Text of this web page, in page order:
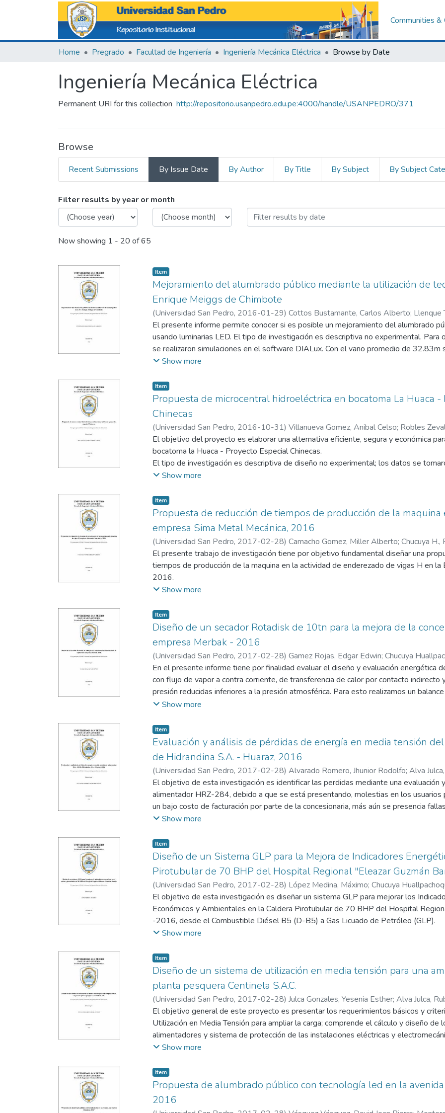
Communities &
Home Pregrado Facultad de Ingeniería Ingeniería Mecánica Eléctrica Browse by Date
Ingeniería Mecánica Eléctrica
Permanent URI for this collection http://repositorio.usanpedro.edu.pe:4000/handle/USANPEDRO/371
Browse
Recent Submissions By Issue Date By Author By Title By Subject By Subject
Browsing Ingeniería Mecánica Eléctrica by Issue Date
Filter results by year or month
Now showing 1 - 20 of 65
Item
Mejoramiento del alumbrado público mediante la utilización de
Enrique Meiggs de Chimbote
(Universidad San Pedro, 2016-01-29) Cottos Bustamante, Carlos Alberto; Llenque
El presente informe permite conocer si es posible un mejoramiento del alumbrado
usando luminarias LED. El tipo de investigación es descriptiva no experimental. Para
se realizaron simulaciones en el software DIALux. Con el vano promedio de 32.83m
1.80 cd/m2, una iluminancia de 22 lx, una uniformidad media de 0.63 y un TI de 8%
en compra de nuevas luminarias de 9.44%. El periodo de retorno de la inversión es de
11.40 años considerando una tasa de descuento del 11.99%.
Show more
Item
Propuesta de microcentral hidroeléctrica en bocatoma La Huaca -
Chinecas
(Universidad San Pedro, 2016-10-31) Villanueva Gomez, Anibal Celso; Robles
El objetivo del proyecto es elaborar una alternativa eficiente, segura y económica
bocatoma la Huaca - Proyecto Especial Chinecas.
El tipo de investigación es descriptiva de diseño no experimental; los datos se
de energía eléctrica y del caudal existente; y de un estudio topográfico. La técnica de
alcanzados respectivamente, el análisis se realizará con tablas y gráficas.
Se obtuvo un caudal promedio de 17.9 m3/s y una altura bruta de 13.7 m, que
eléctrica requerida por la bocatoma, de manera quela potencia instalada de la
Se realizó los cálculos respectivos para dimensionar los componentes civiles y los
además de una propuesta económica sostenible.
Show more
Item
Propuesta de reducción de tiempos de producción de la maquina
empresa Sima Metal Mecánica, 2016
(Universidad San Pedro, 2017-02-28) Camacho Gomez, Miller Alberto; Chucuya H.,
El presente trabajo de investigación tiene por objetivo fundamental diseñar una
tiempos de producción de la maquina en la actividad de enderezado de vigas H en
2016.
La metodología para la investigación será de nivel descriptiva y con una propuesta,
de Planeamiento y Control de la Producción de la Empresa. También se analizará la
situación actual usando una técnica cuantitativa AMFE (análisis modal de fallos y
Como resultado de esta investigación se espera diseñar una propuesta de mejora de
H para así minimizar los tiempos en esta actividad de enderezado y sea más
empresa.
Show more
Item
Diseño de un secador Rotadisk de 10tn para la mejora de la
empresa Merbak - 2016
(Universidad San Pedro, 2017-02-28) Gamez Rojas, Edgar Edwin; Chucuya
En el presente informe tiene por finalidad evaluar el diseño y evaluación energética
con flujo de vapor a contra corriente, de transferencia de calor por contacto indirecto
presión reducidas inferiores a la presión atmosférica. Para esto realizamos un
en el área de secado, determinando los indicadores energéticos en el estado actual
estructuras del secador optimizado aplicando el método de elementos finitos para
Show more
Item
Evaluación y análisis de pérdidas de energía en media tensión
de Hidrandina S.A. - Huaraz, 2016
(Universidad San Pedro, 2017-02-28) Alvarado Romero, Jhunior Rodolfo; Alva
El objetivo de esta investigación es identificar las perdidas mediante una evaluación
alimentador HRZ-284, debido a que se está presentando, molestias en los usuarios
un bajo costo de facturación por parte de la concesionaria, más aún se presencia
aperturando los Recloser y los térmicos y por consecuencia dejan sin servicio eléctrico
mediante las tomas carga, que evalúa los parámetros eléctricos de las SED s, y del
utilización, con el cual se pudo determinar que transformadores están dentro de los
funcionamiento.
Mientras que las mediciones de variaciones de tensión con el equipo registrador de
las SED s se encuentran con niveles de tensión alta y baja, fuera de los niveles
También se realizó las mediciones de puestas a tierra encontrándose valores
Termográfica se determinó los puntos calientes en los tableros de distribución de
Show more
Item
Diseño de un Sistema GLP para la Mejora de Indicadores
Pirotubular de 70 BHP del Hospital Regional "Eleazar Guzmán
(Universidad San Pedro, 2017-02-28) López Medina, Máximo; Chucuya
El objetivo de esta investigación es diseñar un sistema GLP para mejorar los
Económicos y Ambientales en la Caldera Pirotubular de 70 BHP del Hospital
-2016, desde el Combustible Diésel B5 (D-B5) a Gas Licuado de Petróleo (GLP).
datos se entrevista a los técnico operadores, se evalúa a la caldera pirotubular de 70
del Hospital Regional "Eleazar Guzmán Barrón".
A partir de esta información se obtiene el desempeño actual de la Caldera y sus
seguidamente teniendo en cuenta la normatividad peruana para instalación de
el dimensionamiento del nuevo quemador, sistemas de alimentación del GLP a la
los efectos de este combustible con la emisión de gases de la combustión
admitido por la cámara de combustión. Realizándose posteriormente una
Económicos y Ambientales, se obtuvieron las mejoras de los Indicadores
Show more
Item
Diseño de un sistema de utilización en media tensión para una
planta pesquera Centinela S.A.C.
(Universidad San Pedro, 2017-02-28) Julca Gonzales, Yesenia Esther; Alva Julca,
El objetivo general de este proyecto es presentar los requerimientos básicos y
Utilización en Media Tensión para ampliar la carga; comprende el cálculo y diseño de
alimentadores y sistema de protección de las instalaciones eléctricas y
en Media Tensión para la planta de CENTINELA, ubicado en Gran Trapecio Zona
El diseño se basa principalmente en la máxima demanda estimada de consumo de
máxima se selecciona el transformador, los conductores por capacidad térmica y
realizara el diseño del Sistema de Utilización en media tensión cumpliendo con el
El presente proyecto será de tipo Descriptivo porque se describirá todos los
Show more
Item
Propuesta de alumbrado público con tecnología led en la
2016